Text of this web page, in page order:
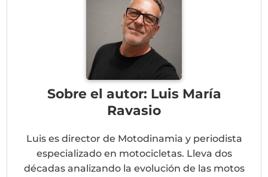
Sobre el autor: Luis María
Ravasio
Luis es director de Motodinamia y periodista
especializado en motocicletas. Lleva dos
décadas analizando la evolución de las motos